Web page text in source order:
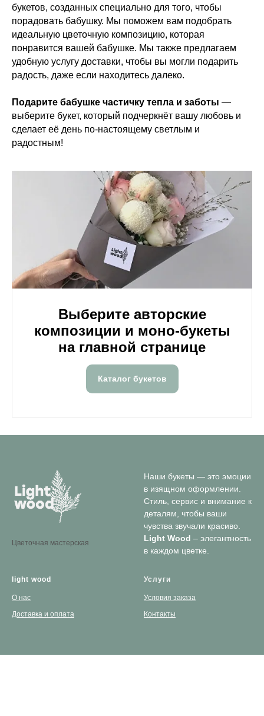
букетов, созданных специально для того, чтобы
порадовать бабушку. Мы поможем вам подобрать
идеальную цветочную композицию, которая
понравится вашей бабушке. Мы также предлагаем
удобную услугу доставки, чтобы вы могли подарить
радость, даже если находитесь далеко.
Подарите бабушке частичку тепла и заботы —
выберите букет, который подчеркнёт вашу любовь и
сделает её день по-настоящему светлым и
радостным!
Выберите авторские
композиции и моно-букеты
на главной странице
Каталог букетов
Цветочная мастерская
Наши букеты — это эмоции
в изящном оформлении.
Стиль, сервис и внимание к
деталям, чтобы ваши
чувства звучали красиво.
Light Wood – элегантность
в каждом цветке.
light wood
О нас
Доставка и оплата
Услуги
Условия заказа
Контакты